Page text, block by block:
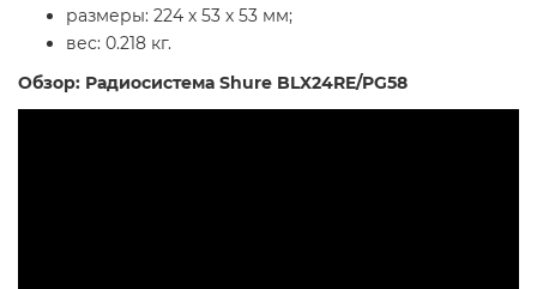
размеры: 224 х 53 х 53 мм;
вес: 0.218 кг.
Обзор: Радиосистема Shure BLX24RE/PG58